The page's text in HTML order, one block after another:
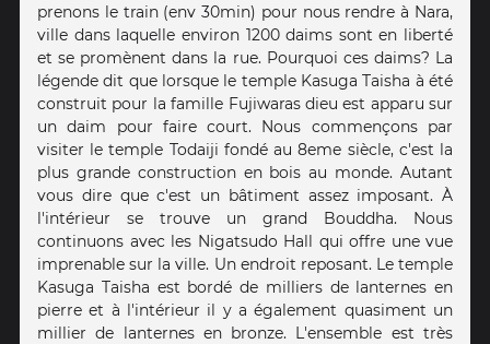
prenons le train (env 30min) pour nous rendre à Nara,
ville dans laquelle environ 1200 daims sont en liberté
et se promènent dans la rue. Pourquoi ces daims? La
légende dit que lorsque le temple Kasuga Taisha à été
construit pour la famille Fujiwaras dieu est apparu sur
un daim pour faire court. Nous commençons par
visiter le temple Todaiji fondé au 8eme siècle, c'est la
plus grande construction en bois au monde. Autant
vous dire que c'est un bâtiment assez imposant. À
l'intérieur se trouve un grand Bouddha. Nous
continuons avec les Nigatsudo Hall qui offre une vue
imprenable sur la ville. Un endroit reposant. Le temple
Kasuga Taisha est bordé de milliers de lanternes en
pierre et à l'intérieur il y a également quasiment un
millier de lanternes en bronze. L'ensemble est très